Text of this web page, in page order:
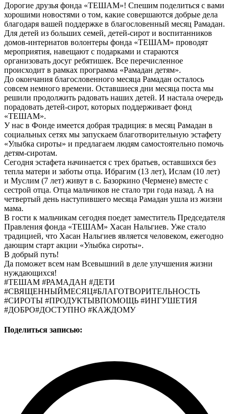
Дорогие друзья фонда «ТЕШАМ»! Спешим поделиться с вами
хорошими новостями о том, какие совершаются добрые дела
благодаря вашей поддержке в благословенный месяц Рамадан.
Для детей из больших семей, детей-сирот и воспитанников
домов-интернатов волонтеры фонда «ТЕШАМ» проводят
мероприятия, навещают с подарками и стараются
организовать досуг ребятишек. Все перечисленное
происходит в рамках программа «Рамадан детям».
До окончания благословенного месяца Рамадан осталось
совсем немного времени. Оставшиеся дни месяца поста мы
решили продолжить радовать наших детей. И настала очередь
порадовать детей-сирот, которых поддерживает фонд
«ТЕШАМ».
У нас в Фонде имеется добрая традиция: в месяц Рамадан в
социальных сетях мы запускаем благотворительную эстафету
«Улыбка сироты» и предлагаем людям самостоятельно помочь
детям-сиротам.
Сегодня эстафета начинается с трех братьев, оставшихся без
тепла матери и заботы отца. Ибрагим (13 лет), Ислам (10 лет)
и Муслим (7 лет) живут в с. Базоркино (Чермене) вместе с
сестрой отца. Отца мальчиков не стало три года назад. А на
четвертый день наступившего месяца Рамадан ушла из жизни
мама.
В гости к мальчикам сегодня поедет заместитель Председателя
Правления фонда «ТЕШАМ» Хасан Нальгиев. Уже стало
традицией, что Хасан Нальгиев является человеком, ежегодно
дающим старт акции «Улыбка сироты».
В добрый путь!
Да поможет всем нам Всевышний в деле улучшения жизни
нуждающихся!
#ТЕШАМ #РАМАДАН #ДЕТИ
#СВЯЩЕННЫЙМЕСЯЦ#БЛАГОТВОРИТЕЛЬНОСТЬ
#СИРОТЫ #ПРОДУКТЫВПОМОЩЬ #ИНГУШЕТИЯ
#ДОБРО#ДОСТУПНО #КАЖДОМУ
Поделиться записью: